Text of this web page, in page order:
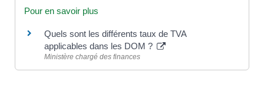
Pour en savoir plus
Quels sont les différents taux de TVA
applicables dans les DOM ?
Ministère chargé des finances